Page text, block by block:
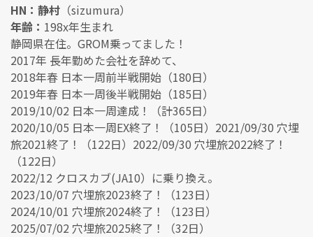
HN：静村 （sizumura）
年齢： 198x年生まれ
静岡県在住。GROM乗ってました！
2017年 長年勤めた会社を辞めて、
2018年春 日本一周前半戦開始（180日）
2019年春 日本一周後半戦開始（185日）
2019/10/02 日本一周達成！（計365日）
2020/10/05 日本一周EX終了！（105日）2021/09/30 穴埋
旅2021終了！（122日）2022/09/30 穴埋旅2022終了！
（122日）
2022/12 クロスカブ(JA10）に乗り換え。
2023/10/07 穴埋旅2023終了！（123日）
2024/10/01 穴埋旅2024終了！（123日）
2025/07/02 穴埋旅2025終了！（32日）